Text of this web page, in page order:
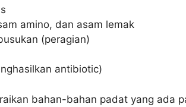
amino, dan asam lemak
(peragian)
antibiotic)
bahan-bahan padat yang ada